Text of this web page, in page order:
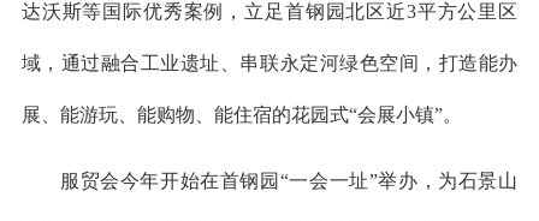
达沃斯等国际优秀案例，立足首钢园北区近3平方公里区
域，通过融合工业遗址、串联永定河绿色空间，打造能办
展、能游玩、能购物、能住宿的花园式“会展小镇”。
服贸会今年开始在首钢园“一会一址”举办，为石景山